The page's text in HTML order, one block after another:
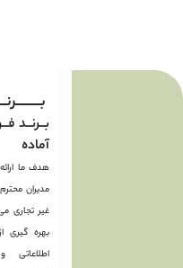
بــرنــد
آماده
مدیران
غیر تجاری
بهره گیری
اطلاعاتی